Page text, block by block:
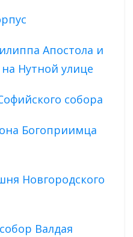
Апостола и
Нутной улице
собора
Богоприимца
Новгородского
Валдая